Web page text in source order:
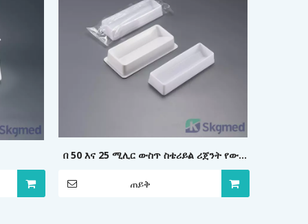
በ 50 እና 25 ሚሊር ውስጥ ስቴሪይል ሪጀንት የውሃ
ጠይቅ